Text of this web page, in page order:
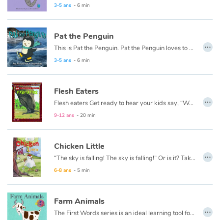
3-5 ans - 6 min
Pat the Penguin
This is Pat the Penguin. Pat the Penguin loves to skate!
3-5 ans - 6 min
…
Flesh Eaters
Flesh eaters Get ready to hear your kids say, “Wow! That’s awesome!” as they dive into this fun, informative, question-answering series of books!
9-12 ans - 20 min
…
Chicken Little
“The sky is falling! The sky is falling!” Or is it? Take 5 minutes and see what’s up.
This book is also available in French:
6-8 ans - 5 min
…
Farm Animals
The First Words series is an ideal learning tool for very young minds. Each page has a beautiful illustration of a simple word concept and the associated word. …